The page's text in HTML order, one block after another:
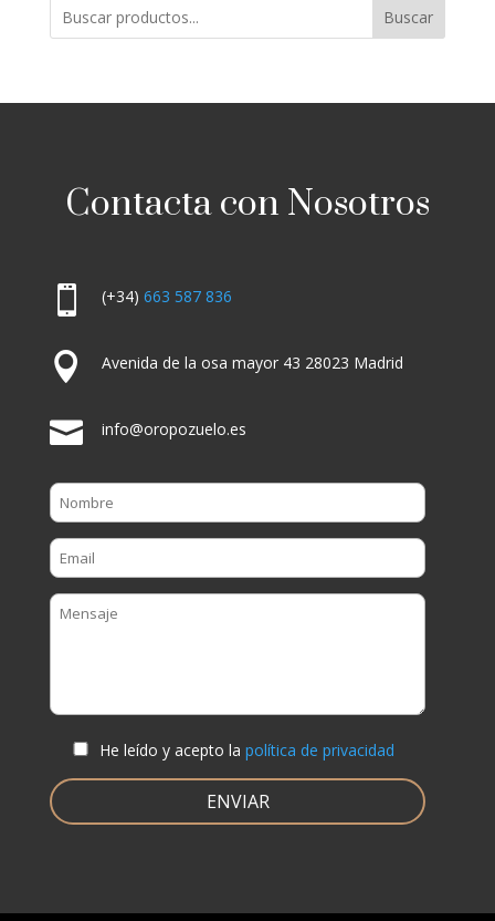
Buscar
Contacta con Nosotros
 (+34) 663 587 836
 Avenida de la osa mayor 43 28023 Madrid
 info@oropozuelo.es
He leído y acepto la política de privacidad